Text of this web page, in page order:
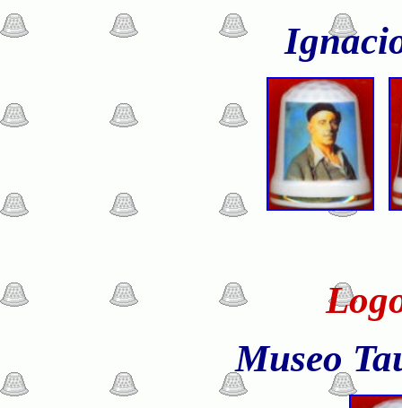
Museo